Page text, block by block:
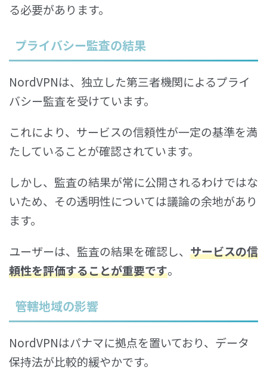
る必要があります。
プライバシー監査の結果
NordVPNは、独立した第三者機関によるプライ
バシー監査を受けています。
これにより、サービスの信頼性が一定の基準を満
たしていることが確認されています。
しかし、監査の結果が常に公開されるわけではな
いため、その透明性については議論の余地があり
ます。
ユーザーは、監査の結果を確認し、 サービスの信
頼性を評価することが重要です。
管轄地域の影響
NordVPNはパナマに拠点を置いており、データ
保持法が比較的緩やかです。